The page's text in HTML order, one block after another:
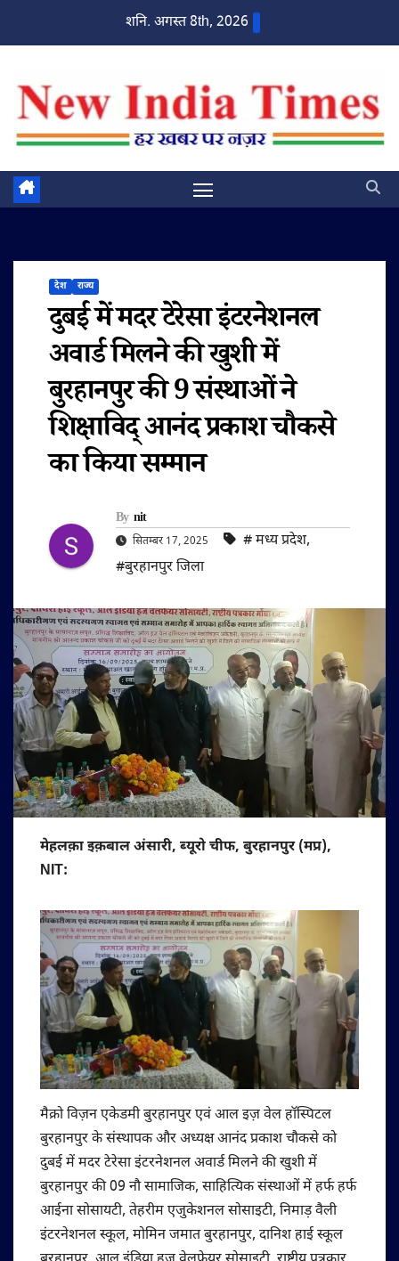
शनि. अगस्त 8th, 2026
देश राज्य
दुबई में मदर टेरेसा इंटरनेशनल
अवार्ड मिलने की खुशी में
बुरहानपुर की 9 संस्थाओं ने
शिक्षाविद् आनंद प्रकाश चौकसे
का किया सम्मान
By nit
सितम्बर 17, 2025 #‌ मध्य प्रदेश,
#बुरहानपुर जिला
मेहलक़ा इक़बाल अंसारी, ब्यूरो चीफ, बुरहानपुर (मप्र),
NIT:
मैक्रो विज़न एकेडमी बुरहानपुर एवं आल इज़ वेल हॉस्पिटल
बुरहानपुर के संस्थापक और अध्यक्ष आनंद प्रकाश चौकसे को
दुबई में मदर टेरेसा इंटरनेशनल अवार्ड मिलने की खुशी में
बुरहानपुर की 09 नौ सामाजिक, साहित्यिक संस्थाओं में हर्फ हर्फ
आईना सोसायटी, तेहरीम एजुकेशनल सोसाइटी, निमाड़ वैली
इंटरनेशनल स्कूल, मोमिन जमात बुरहानपुर, दानिश हाई स्कूल